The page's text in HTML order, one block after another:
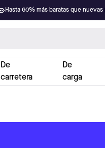
Hasta 60% más baratas que nuevas
De
carretera
De
carga